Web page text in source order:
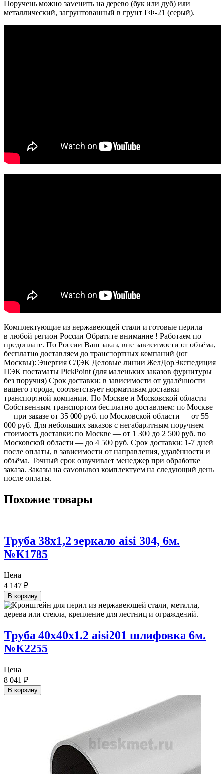
Поручень можно заменить на дерево (бук или дуб) или
металлический, загрунтованный в грунт ГФ-21 (серый).
Комплектующие из нержавеющей стали и готовые перила —
в любой регион России Обратите внимание ! Работаем по
предоплате. По России Ваш заказ, вне зависимости от объёма,
бесплатно доставляем до транспортных компаний (юг
Москвы): Энергия СДЭК Деловые линии ЖелДорЭкспедиция
ПЭК постаматы PickPoint (для маленьких заказов фурнитуры
без поручня) Срок доставки: в зависимости от удалённости
вашего города, соответствует нормативам доставки
транспортной компании. По Москве и Московской области
Собственным транспортом бесплатно доставляем: по Москве
— при заказе от 35 000 руб. по Московской области — от 55
000 руб. Для небольших заказов с негабаритным поручнем
стоимость доставки: по Москве — от 1 300 до 2 500 руб. по
Московской области — до 4 500 руб. Срок доставки: 1-7 дней
после оплаты, в зависимости от направления, удалённости и
объёма. Точный срок озвучивает менеджер при обработке
заказа. Заказы на самовывоз комплектуем на следующий день
после оплаты.
Похожие товары
Труба 38х1,2 зеркало aisi 304, 6м.
№К1785
Цена
4 147 ₽
В корзину
Труба 40х40х1.2 aisi201 шлифовка 6м.
№К2255
Цена
8 041 ₽
В корзину